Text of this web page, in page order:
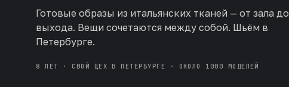
Готовые образы из итальянских тканей — от зала до
выхода. Вещи сочетаются между собой. Шьём в
Петербурге.
8 ЛЕТ · СВОЙ ЦЕХ В ПЕТЕРБУРГЕ · ОКОЛО 1000 МОДЕЛЕЙ